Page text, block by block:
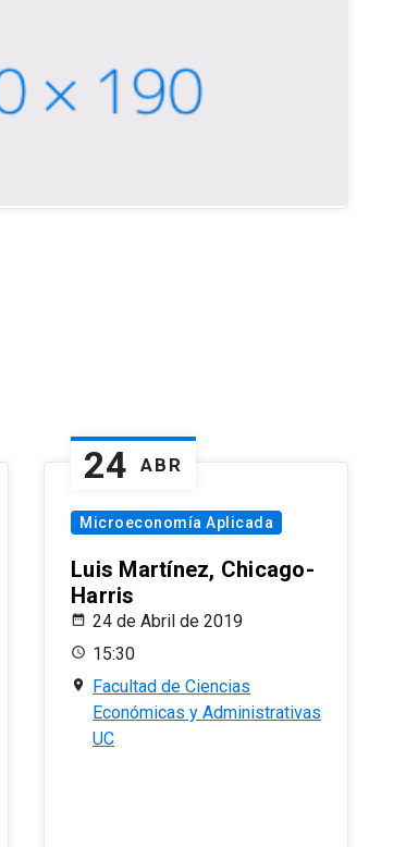
24 ABR
Microeconomía Aplicada
Luis Martínez, Chicago-
Harris
24 de Abril de 2019
15:30
Facultad de Ciencias
Económicas y Administrativas
UC